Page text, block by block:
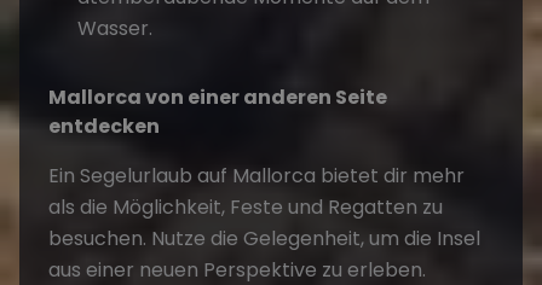
Wasser.
Mallorca von einer anderen Seite
entdecken
Ein Segelurlaub auf Mallorca bietet dir mehr
als die Möglichkeit, Feste und Regatten zu
besuchen. Nutze die Gelegenheit, um die Insel
aus einer neuen Perspektive zu erleben.